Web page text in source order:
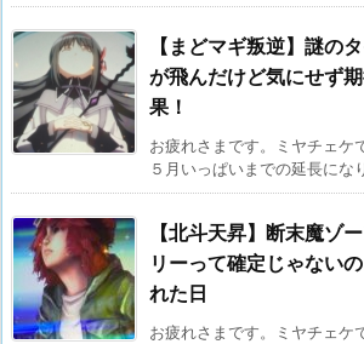
【まどマギ叛逆】謎の
が飛んだけど気にせず
果！
お疲れさまです。ミヤチェケ
５月いっぱいまでの延長にな
【北斗天昇】断末魔ゾ
リーって確定じゃない
れた日
お疲れさまです。ミヤチェケ